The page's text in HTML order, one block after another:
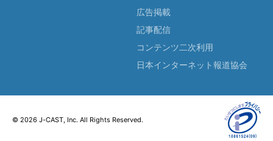
広告掲載
記事配信
コンテンツ二次利用
日本インターネット報道協会
© 2026 J-CAST, Inc. All Rights Reserved.